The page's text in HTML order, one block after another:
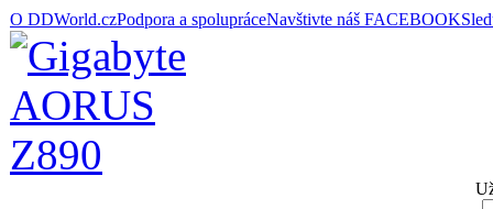
O DDWorld.czPodpora a spolupráceNavštivte náš FACEBOOK